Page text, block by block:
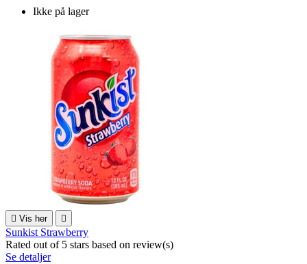
Ikke på lager
 Vis her 
Sunkist Strawberry
Rated out of 5 stars based on review(s)
Se detaljer